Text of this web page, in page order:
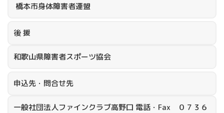
橋本市身体障害者連盟
後 援
和歌山県障害者スポーツ協会
申込先・問合せ先
一般社団法人ファインクラブ高野口 電話・Fax ０７３６